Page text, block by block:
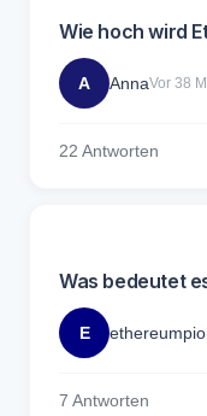
Wie hoch wird
A AnnaVor 38
22 Antworten
Was bedeutet
E
7 Antworten